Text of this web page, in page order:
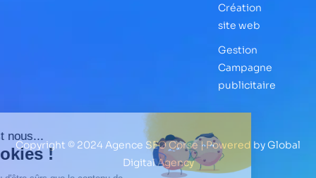
Création
site web
Gestion
Campagne
publicitaire
Copyright © 2024 Agence SEO Corse | Powered by Global
Digital Agency